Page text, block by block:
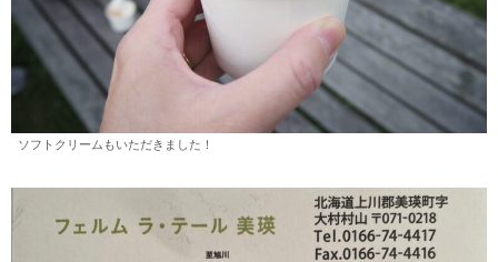
ソフトクリームもいただきました！